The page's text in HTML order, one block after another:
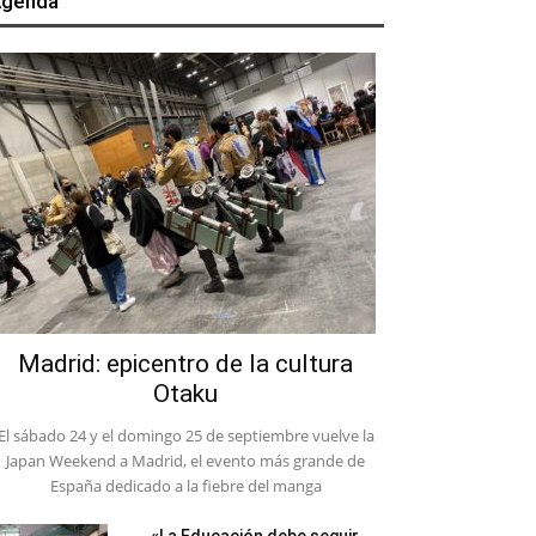
Madrid: epicentro de la cultura
Otaku
sábado 24 y el domingo 25 de septiembre vuelve la
Japan Weekend a Madrid, el evento más grande de
España dedicado a la fiebre del manga